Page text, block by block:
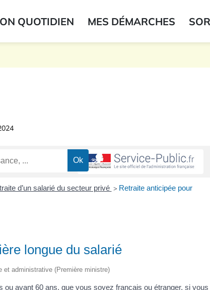
QUOTIDIEN MES DÉMARCHES
d’un salarié du secteur privé > Retraite anticipée pour
longue du salarié
et administrative (Première ministre)
ou avant 60 ans, que vous soyez français ou étranger, si vous